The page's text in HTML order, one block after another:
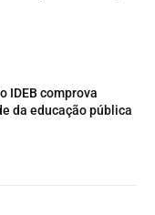
IDEB comprova
da educação pública